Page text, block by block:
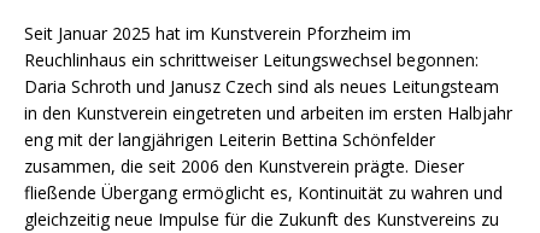
Seit Januar 2025 hat im Kunstverein Pforzheim im
Reuchlinhaus ein schrittweiser Leitungswechsel begonnen:
Daria Schroth und Janusz Czech sind als neues Leitungsteam
in den Kunstverein eingetreten und arbeiten im ersten Halbjahr
eng mit der langjährigen Leiterin Bettina Schönfelder
zusammen, die seit 2006 den Kunstverein prägte. Dieser
fließende Übergang ermöglicht es, Kontinuität zu wahren und
gleichzeitig neue Impulse für die Zukunft des Kunstvereins zu